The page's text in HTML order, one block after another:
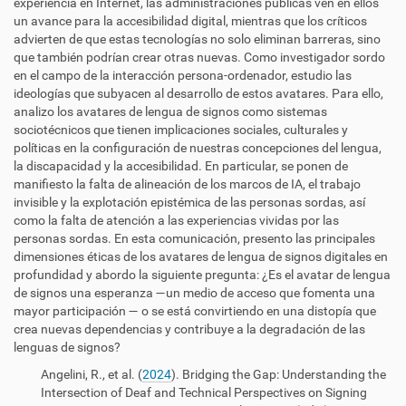
un avance para la accesibilidad digital, mientras que los críticos
advierten de que estas tecnologías no solo eliminan barreras, sino
que también podrían crear otras nuevas. Como investigador sordo
en el campo de la interacción persona-ordenador, estudio las
ideologías que subyacen al desarrollo de estos avatares. Para ello,
analizo los avatares de lengua de signos como sistemas
sociotécnicos que tienen implicaciones sociales, culturales y
políticas en la configuración de nuestras concepciones del lengua,
la discapacidad y la accesibilidad. En particular, se ponen de
manifiesto la falta de alineación de los marcos de IA, el trabajo
invisible y la explotación epistémica de las personas sordas, así
como la falta de atención a las experiencias vividas por las
personas sordas. En esta comunicación, presento las principales
dimensiones éticas de los avatares de lengua de signos digitales en
profundidad y abordo la siguiente pregunta: ¿Es el avatar de lengua
de signos una esperanza —un medio de acceso que fomenta una
mayor participación — o se está convirtiendo en una distopía que
crea nuevas dependencias y contribuye a la degradación de las
lenguas de signos?
Angelini, R., et al. (2024). Bridging the Gap: Understanding the
Intersection of Deaf and Technical Perspectives on Signing